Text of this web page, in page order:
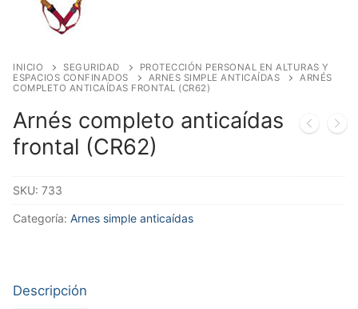
INICIO SEGURIDAD
PROTECCIÓN PERSONAL EN ALTURAS Y
ESPACIOS CONFINADOS
ARNES SIMPLE ANTICAÍDAS
ARNÉS
COMPLETO ANTICAÍDAS FRONTAL (CR62)
Arnés completo anticaídas
frontal (CR62)
SKU: 733
Categoría: Arnes simple anticaídas
Descripción